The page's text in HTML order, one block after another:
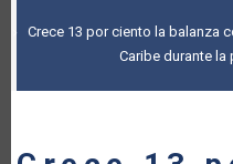
DE
AYUDA
Crece 13 por ciento la balanza
Caribe durante la